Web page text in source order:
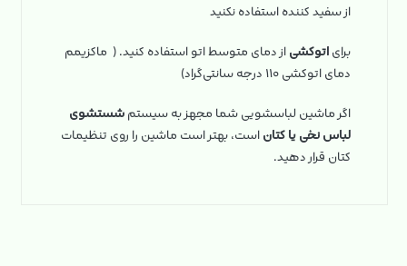
از سفید کننده استفاده نکنید
برایاتوکشیاز دمای متوسط اتو استفاده کنید. ( ماکزیمم
دمای اتوکشی ۱۱۰ درجه سانتی‌گراد)
اگر ماشین لباسشویی شما مجهز به سیستمشستشوی
لباس نخی یا کتاناست، بهتر است ماشین را روی تنظیمات
کتان قرار دهید.